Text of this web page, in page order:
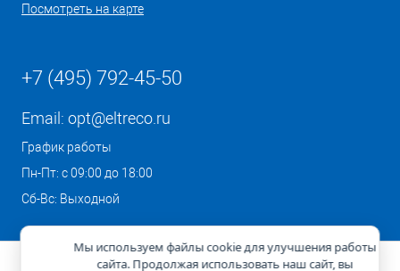
Посмотреть на карте
+7 (495) 792-45-50
Email: opt@eltreco.ru
График работы
Пн-Пт: с 09:00 до 18:00
Сб-Вс: Выходной
Мы используем файлы cookie для улучшения работы
сайта. Продолжая использовать наш сайт, вы